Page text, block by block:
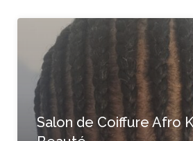
Salon de Coiffure Afro